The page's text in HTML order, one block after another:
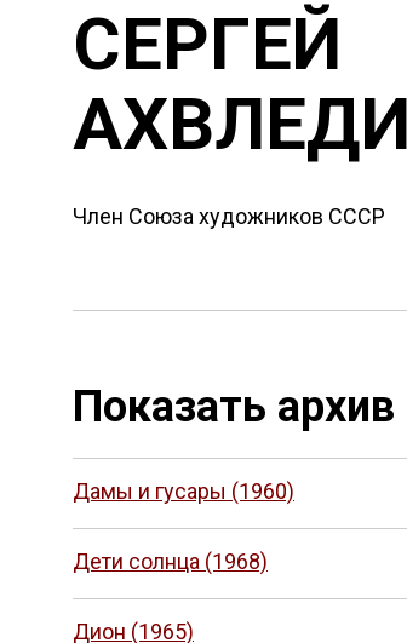
СЕРГЕЙ
Член Союза художников СССР
Показать архив
Дамы и гусары (1960)
Дети солнца (1968)
Дион (1965)